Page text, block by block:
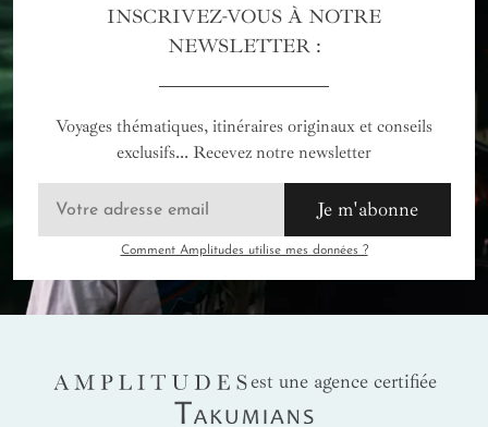
INSCRIVEZ-VOUS À NOTRE
NEWSLETTER :
Voyages thématiques, itinéraires originaux et conseils
exclusifs... Recevez notre newsletter
Je m'abonne
Comment Amplitudes utilise mes données ?
AMPLITUDES
est une agence certifiée
Takumians